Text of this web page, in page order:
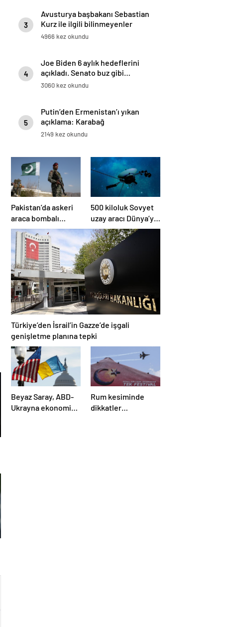
3
Avusturya başbakanı Sebastian
Kurz ile ilgili bilinmeyenler
4966 kez okundu
4
Joe Biden 6 aylık hedeflerini
açıkladı. Senato buz gibi…
3060 kez okundu
5
Putin’den Ermenistan’ı yıkan
açıklama: Karabağ
Azerbaycan’ın ayrılmaz bir
2149 kez okundu
Pakistan’da askeri
araca bombalı
saldırı düzenlendi
500 kiloluk Sovyet
uzay aracı Dünya’ya
düşüyor: Türkiye de
risk altında
Türkiye’den İsrail’in Gazze’de işgali
genişletme planına tepki
Beyaz Saray, ABD-
Ukrayna ekonomik
Rum kesiminde
dikkatler